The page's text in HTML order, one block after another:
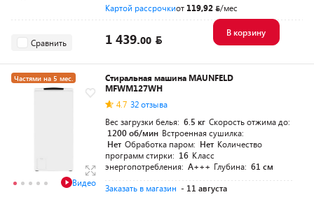
Картой рассрочкиот 119,92 /мес
Сравнить 1 439.00
В корзину
Частями на 5 мес.
Видео
Стиральная машина MAUNFELD
MFWM127WH
4.7 32 отзыва
Вес загрузки белья: 6.5 кг Скорость отжима до:
1200 об/мин Встроенная сушилка:
Нет Обработка паром: Нет Количество
программ стирки: 16 Класс
энергопотребления: A+++ Глубина: 61 см
Заказать в магазин - 11 августа